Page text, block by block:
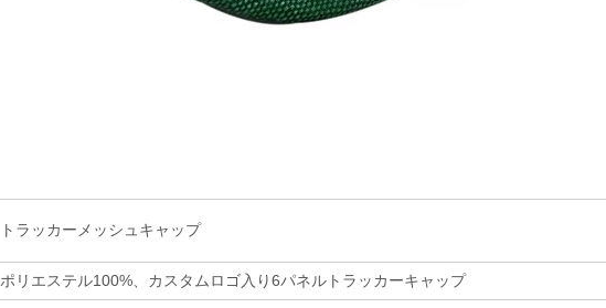
トラッカーメッシュキャップ
ポリエステル100%、カスタムロゴ入り6パネルトラッカーキャップ